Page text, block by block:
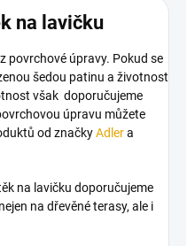
na lavičku
povrchové úpravy. Pokud se
šedou patinu a životnost
však doporučujeme
úpravu můžete
od značkyAdlera
na lavičku doporučujeme
na dřevěné terasy, ale i